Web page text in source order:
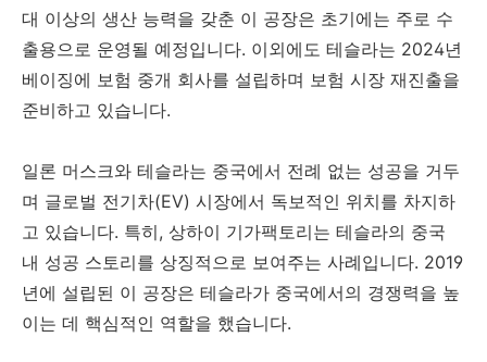
대 이상의 생산 능력을 갖춘 이 공장은 초기에는 주로 수
출용으로 운영될 예정입니다. 이외에도 테슬라는 2024년
베이징에 보험 중개 회사를 설립하며 보험 시장 재진출을
준비하고 있습니다.
일론 머스크와 테슬라는 중국에서 전례 없는 성공을 거두
며 글로벌 전기차(EV) 시장에서 독보적인 위치를 차지하
고 있습니다. 특히, 상하이 기가팩토리는 테슬라의 중국
내 성공 스토리를 상징적으로 보여주는 사례입니다. 2019
년에 설립된 이 공장은 테슬라가 중국에서의 경쟁력을 높
이는 데 핵심적인 역할을 했습니다.